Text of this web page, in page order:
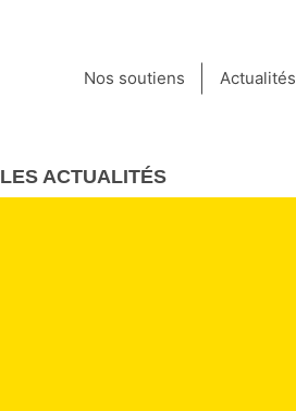
Nos soutiens Actualités
LES ACTUALITÉS